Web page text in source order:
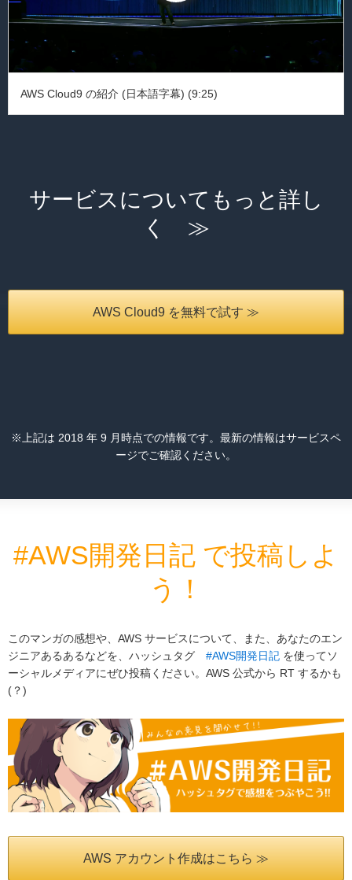
AWS Cloud9 の紹介 (日本語字幕) (9:25)
サービスについてもっと詳し
く ≫
AWS Cloud9 を無料で試す ≫
※上記は 2018 年 9 月時点での情報です。最新の情報はサービスペ
ージでご確認ください。
#AWS開発日記 で投稿しよ
う！
このマンガの感想や、AWS サービスについて、また、あなたのエン
ジニアあるあるなどを、ハッシュタグ #AWS開発日記 を使ってソ
ーシャルメディアにぜひ投稿ください。AWS 公式から RT するかも
(？)
AWS アカウント作成はこちら ≫